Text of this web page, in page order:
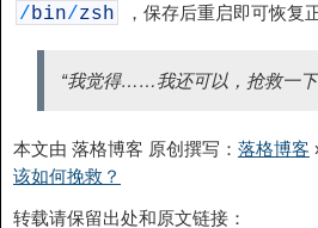
/ bin/zsh ，保存后重启即可恢复
“我觉得……我还可以，抢救一下
本文由 落格博客 原创撰写： 落格博客
该如何挽救？
转载请保留出处和原文链接：